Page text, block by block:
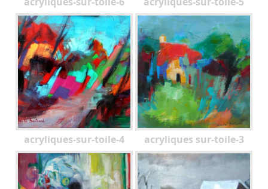
acryliques-sur-toile-4 acryliques sur-toile-3